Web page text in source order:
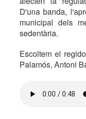
D'una banda,
municipal dels
sedentària.
Escoltem el
Palamós, Antoni